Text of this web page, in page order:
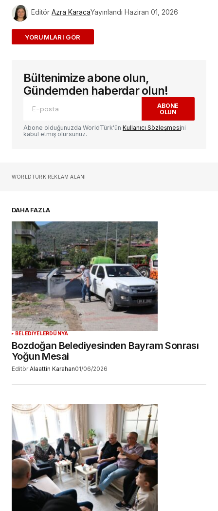
Editör Azra KaracaYayınlandı Haziran 01, 2026
ADD A COMMENT
E-posta adresiniz yayınlanmayacak.
alanlar*ile işaretlenmişlerdir
Yorum
Sizin adınız*
Daha sonraki yorumlarımda kullanılması için
adım, e-posta adresim ve site adresim bu
tarayıcıya kaydedilsin.
YORUM GÖNDER
Bültenimize abone olun,
Gündemden haberdar olun!
ABONE
OLUN
Abone olduğunuzda WorldTürk'ün Kullanıcı Sözleşmesini
kabul etmiş olursunuz.
WORLDTURK REKLAM ALANI
DAHA FAZLA
BELEDİYELERDÜNYA
Bozdoğan Belediyesinden Bayram Sonrası
Yoğun Mesai
Editör Alaattin Karahan01/06/2026